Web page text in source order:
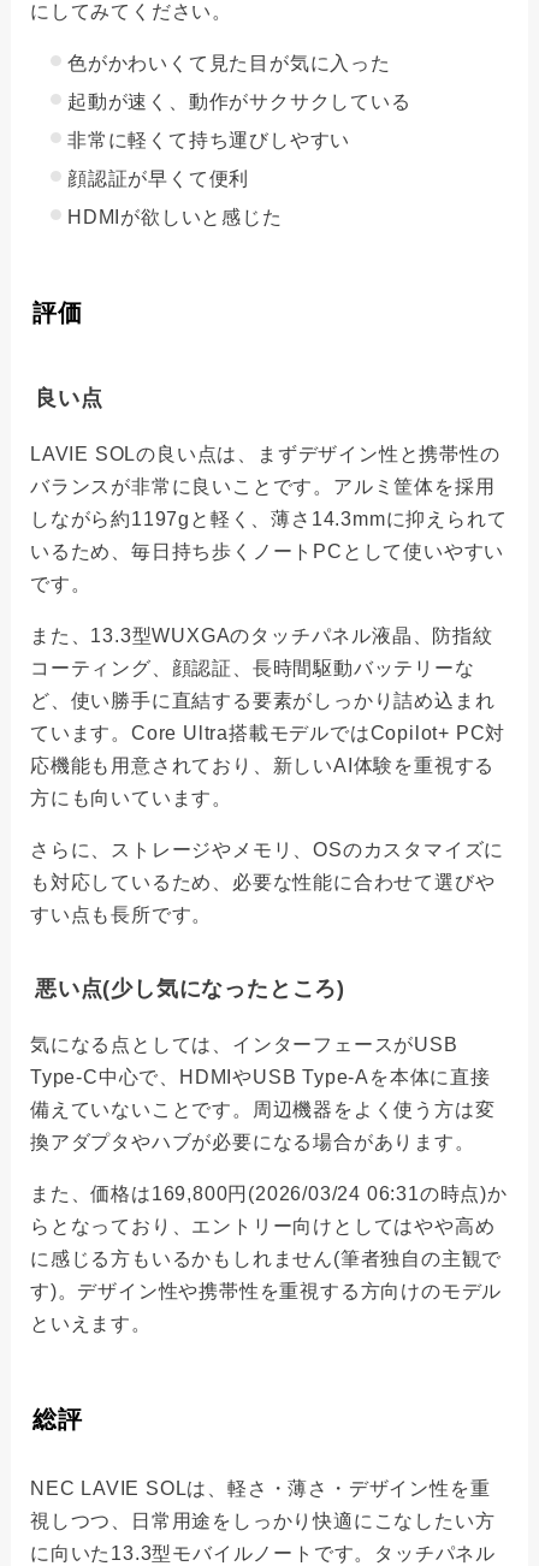
にしてみてください。
色がかわいくて見た目が気に入った
起動が速く、動作がサクサクしている
非常に軽くて持ち運びしやすい
顔認証が早くて便利
HDMIが欲しいと感じた
評価
良い点
LAVIE SOLの良い点は、まずデザイン性と携帯性の
バランスが非常に良いことです。アルミ筐体を採用
しながら約1197gと軽く、薄さ14.3mmに抑えられて
いるため、毎日持ち歩くノートPCとして使いやすい
です。
また、13.3型WUXGAのタッチパネル液晶、防指紋
コーティング、顔認証、長時間駆動バッテリーな
ど、使い勝手に直結する要素がしっかり詰め込まれ
ています。Core Ultra搭載モデルではCopilot+ PC対
応機能も用意されており、新しいAI体験を重視する
方にも向いています。
さらに、ストレージやメモリ、OSのカスタマイズに
も対応しているため、必要な性能に合わせて選びや
すい点も長所です。
悪い点(少し気になったところ)
気になる点としては、インターフェースがUSB
Type-C中心で、HDMIやUSB Type-Aを本体に直接
備えていないことです。周辺機器をよく使う方は変
換アダプタやハブが必要になる場合があります。
また、価格は169,800円(2026/03/24 06:31の時点)か
らとなっており、エントリー向けとしてはやや高め
に感じる方もいるかもしれません(筆者独自の主観で
す)。デザイン性や携帯性を重視する方向けのモデル
といえます。
総評
NEC LAVIE SOLは、軽さ・薄さ・デザイン性を重
視しつつ、日常用途をしっかり快適にこなしたい方
に向いた13.3型モバイルノートです。タッチパネル